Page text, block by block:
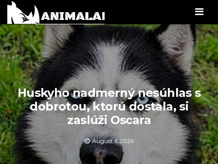
Huskyho nadmerný nesúhlas s
dobrotou, ktorú dostala, si
zaslúži Oscara
August 6,2026